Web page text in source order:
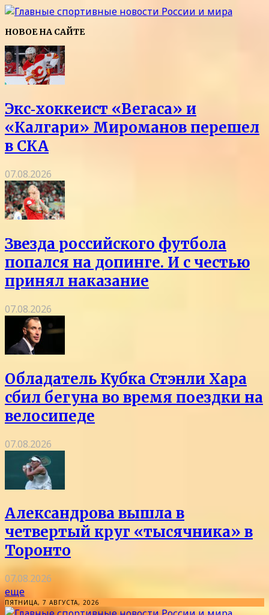
НОВОЕ НА САЙТЕ
Экс‑хоккеист «Вегаса» и
«Калгари» Мироманов перешел
в СКА
07.08.2026
Звезда российского футбола
попался на допинге. И с честью
принял наказание
07.08.2026
Обладатель Кубка Стэнли Хара
сбил бегуна во время поездки на
велосипеде
07.08.2026
Александрова вышла в
четвертый круг «тысячника» в
Торонто
07.08.2026
еще
ПЯТНИЦА, 7 АВГУСТА, 2026